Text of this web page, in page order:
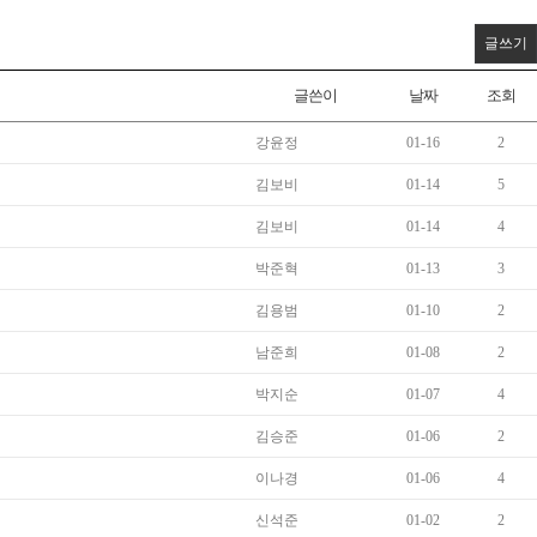
글쓰기
글쓴이 날짜 조회
강윤정 01-16 2
김보비 01-14 5
김보비 01-14 4
박준혁 01-13 3
김용범 01-10 2
남준희 01-08 2
박지순 01-07 4
김승준 01-06 2
이나경 01-06 4
신석준 01-02 2